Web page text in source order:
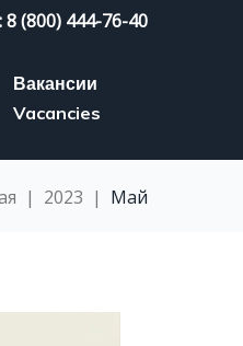
8 (800) 444-76-40
Вакансии
Vacancies
| 2023 | Май